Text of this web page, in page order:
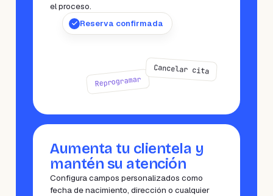
el proceso.
Reserva confirmada
Reprogramar
Cancelar cita
Aumenta tu clientela y
mantén su atención
Configura campos personalizados como
fecha de nacimiento, dirección o cualquier